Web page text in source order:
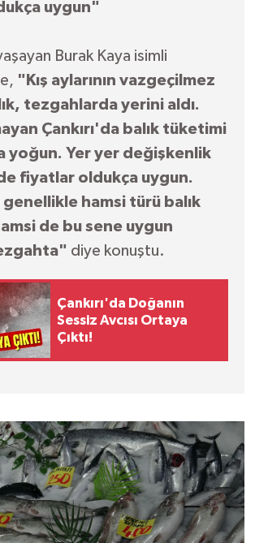
uygun"
Burak Kaya isimli
"Kış aylarının vazgeçilmez
tezgahlarda yerini aldı.
Çankırı'da balık tüketimi
yoğun. Yer yer değişkenlik
fiyatlar oldukça uygun.
genellikle hamsi türü balık
de bu sene uygun
diye konuştu.
Çankırı'da Doğanın
Sessiz Avcısı Ortaya
Çıktı!